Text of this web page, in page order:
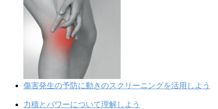
傷害発生の予防に動きのスクリーニングを活用しよう
力積とパワーについて理解しよう